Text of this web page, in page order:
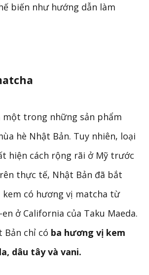
biến như hướng dẫn làm
một trong những sản phẩm
hè Nhật Bản. Tuy nhiên, loại
hiện cách rộng rãi ở Mỹ trước
thực tế, Nhật Bản đã bắt
kem có hương vị matcha từ
ở California của Taku Maeda.
Bản chỉ có ba hương vị kem
dâu tây và vani.